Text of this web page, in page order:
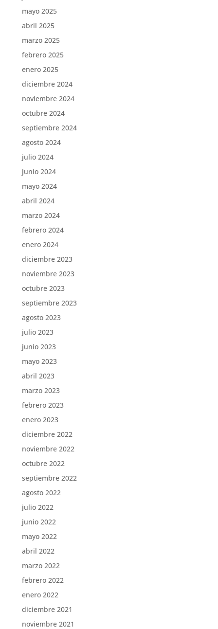
mayo 2025
abril 2025
marzo 2025
febrero 2025
enero 2025
diciembre 2024
noviembre 2024
octubre 2024
septiembre 2024
agosto 2024
julio 2024
junio 2024
mayo 2024
abril 2024
marzo 2024
febrero 2024
enero 2024
diciembre 2023
noviembre 2023
octubre 2023
septiembre 2023
agosto 2023
julio 2023
junio 2023
mayo 2023
abril 2023
marzo 2023
febrero 2023
enero 2023
diciembre 2022
noviembre 2022
octubre 2022
septiembre 2022
agosto 2022
julio 2022
junio 2022
mayo 2022
abril 2022
marzo 2022
febrero 2022
enero 2022
diciembre 2021
noviembre 2021